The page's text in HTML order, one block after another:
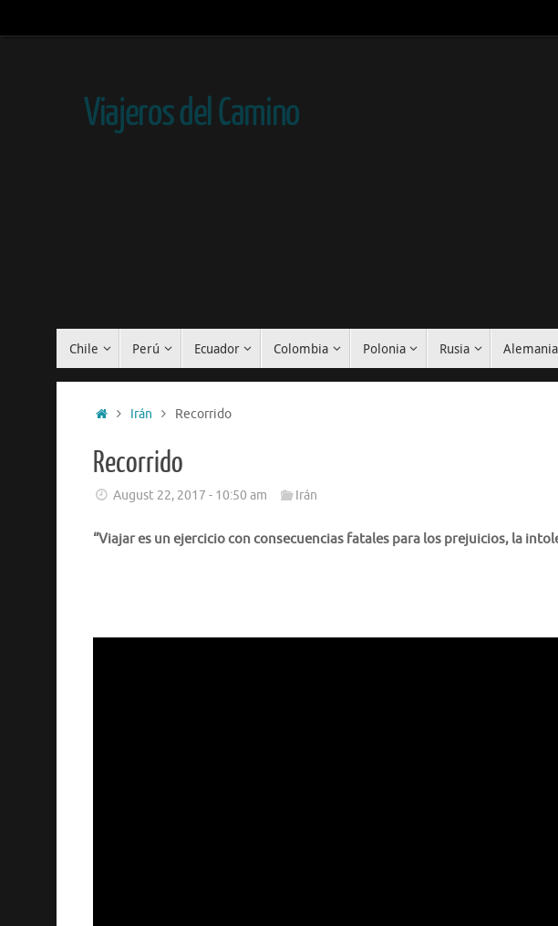
Viajeros del Camino
Chile Perú Ecuador Colombia Polonia Rusia Alemania
Irán Recorrido
Recorrido
August 22, 2017 - 10:50 am Irán
“Viajar es un ejercicio con consecuencias fatales para los prejuicios, la